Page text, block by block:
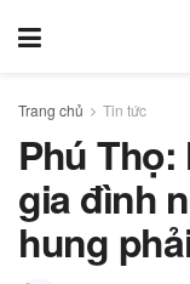
Trang chủ Tin tức
Phú
gia đình
hung